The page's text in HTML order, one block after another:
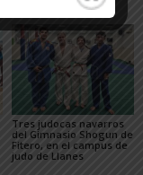
Tres judocas navarros
del Gimnasio Shogun de
Fitero, en el campus de
judo de Llanes